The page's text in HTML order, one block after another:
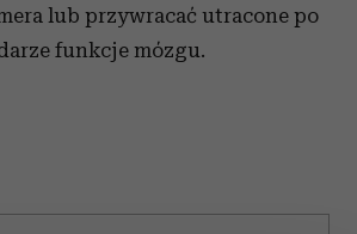
lub przywracać utracone po
funkcje mózgu.